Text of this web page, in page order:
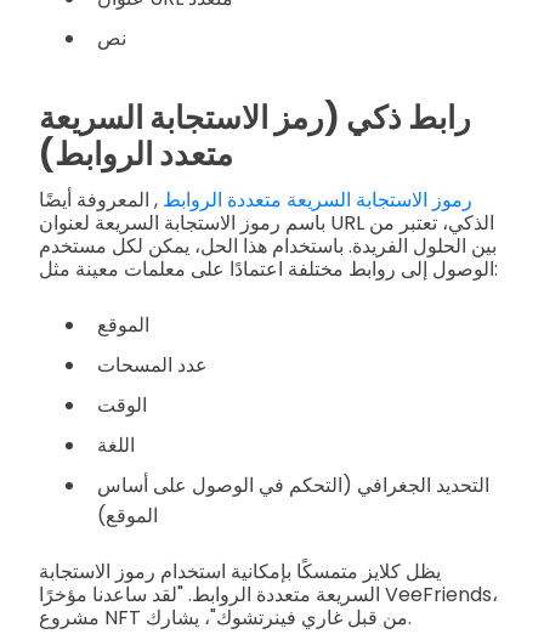
نص
رابط ذكي (رمز الاستجابة السريعة
متعدد الروابط)
رموز الاستجابة السريعة متعددة الروابط , المعروفة أيضًا
باسم رموز الاستجابة السريعة لعنوان URL الذكي، تعتبر من
بين الحلول الفريدة. باستخدام هذا الحل، يمكن لكل مستخدم
الوصول إلى روابط مختلفة اعتمادًا على معلمات معينة مثل:
الموقع
عدد المسحات
الوقت
اللغة
التحديد الجغرافي (التحكم في الوصول على أساس
يظل كلايز متمسكًا بإمكانية استخدام رموز الاستجابة
السريعة متعددة الروابط. "لقد ساعدنا مؤخرًا VeeFriends،
مشروع NFT من قبل غاري فينرتشوك"، يشارك.